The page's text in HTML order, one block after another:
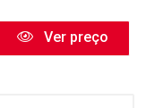
Ver preço